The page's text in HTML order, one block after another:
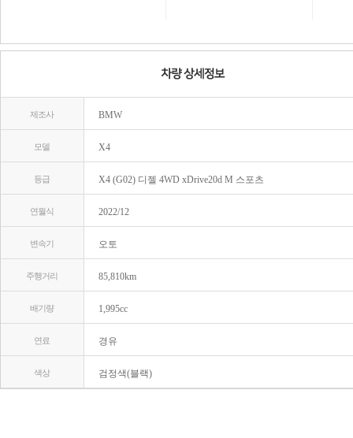
제조사 BMW
모델 X4
등급 X4 (G02) 디젤 4WD xDrive20d M 스포츠
연월식 2022/12
변속기 오토
주행거리 85,810km
배기량 1,995cc
연료 경유
색상 검정색(블랙)